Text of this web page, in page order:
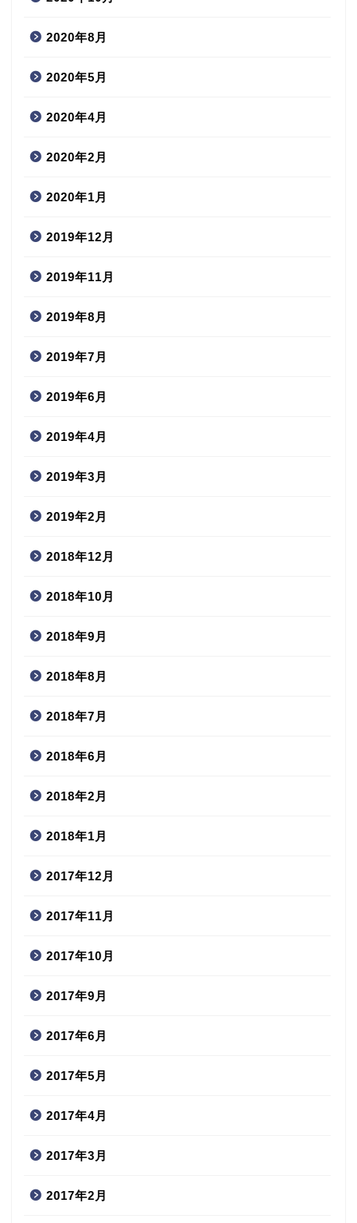
2020年8月
2020年5月
2020年4月
2020年2月
2020年1月
2019年12月
2019年11月
2019年8月
2019年7月
2019年6月
2019年4月
2019年3月
2019年2月
2018年12月
2018年10月
2018年9月
2018年8月
2018年7月
2018年6月
2018年2月
2018年1月
2017年12月
2017年11月
2017年10月
2017年9月
2017年6月
2017年5月
2017年4月
2017年3月
2017年2月